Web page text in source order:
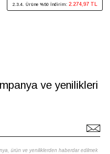
2.3.4. Ürüne %50 İndirim: 2.274,97 TL
ve yenilikleri
ürün ve yeniliklerden haberdar edilmek